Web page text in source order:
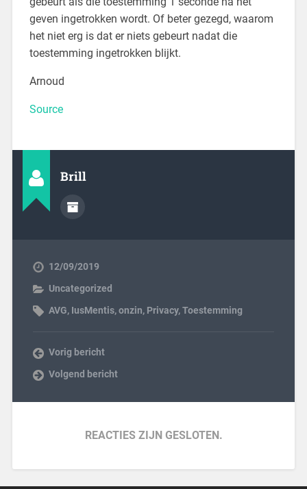
geven ingetrokken wordt. Of beter gezegd, waarom
het niet erg is dat er niets gebeurt nadat die
toestemming ingetrokken blijkt.
Arnoud
Source
Brill
12/09/2019
Uncategorized
AVG, IusMentis,onzin, Privacy,Toestemming
Vorig bericht
Volgend bericht
REACTIES ZIJN GESLOTEN.